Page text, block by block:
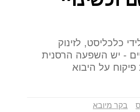
כלכליסט, לזינוק
אחוזים בשנתיים - יש השפעה הרסנית
על היבוא
בקר מיובא